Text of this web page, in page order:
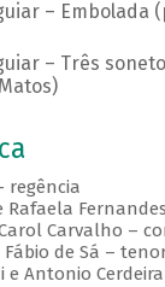
– Embolada
– Três
regência
Rafaela
Carvalho –
de Sá –
e Antonio